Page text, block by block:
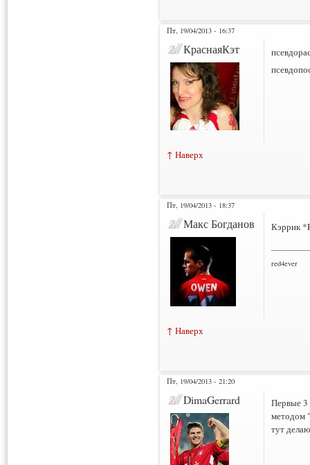
Пт, 19/04/2013 - 16:37
КраснаяКэт
↑ Наверх
Пт, 19/04/2013 - 18:37
Макс Богданов Кэррик
red4ever
↑ Наверх
Пт, 19/04/2013 - 21:20
DimaGerrard
Первые 3
методом
тут